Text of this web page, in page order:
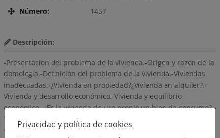
Número:
1457
Descripción:
-Presentación del problema de la vivienda.-Origen y razón de la
domología.-Definición del problema de la vivienda.-Viviendas
inadecuadas.-¿Vivienda en propiedad?¿Vivienda en alquiler?.-
Vivienda y desarrollo económico.-Vivienda y equilibrio
económico.-¿Es la vivienda de uso propio un bien de consumo?.-
Vivienda y contabilidad nacional.-Estudio económico de la
vivienda.-Un sistema rápido para valorar viviendas.-
Privacidad y política de cookies